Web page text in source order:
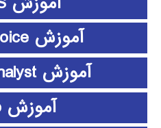
آموزش expert choice
آموزش Frontier Analyst
آموزش github